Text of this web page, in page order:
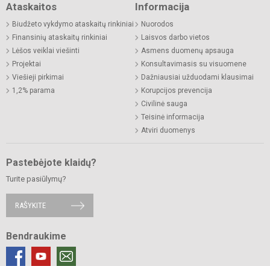
Ataskaitos
Biudžeto vykdymo ataskaitų rinkiniai
Finansinių ataskaitų rinkiniai
Lėšos veiklai viešinti
Projektai
Viešieji pirkimai
1,2% parama
Informacija
Nuorodos
Laisvos darbo vietos
Asmens duomenų apsauga
Konsultavimasis su visuomene
Dažniausiai užduodami klausimai
Korupcijos prevencija
Civilinė sauga
Teisinė informacija
Atviri duomenys
Pastebėjote klaidų?
Turite pasiūlymų?
RAŠYKITE
Bendraukime